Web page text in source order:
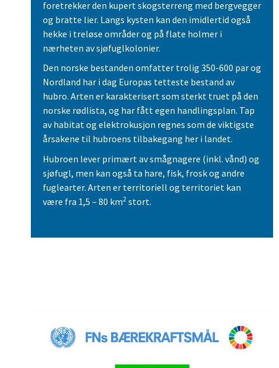
foretrekker den kupert skogsterreng med bergvegger
og bratte lier. Langs kysten kan den imidlertid også
hekke i treløse områder og på flate holmer i
nærheten av sjøfuglkolonier.
Den norske bestanden omfatter trolig 350-600 par og
Nordland har i dag Europas tetteste bestand av
hubro. Arten er karakterisert som sterkt truet på den
norske rødlista, og har fått egen handlingsplan. Tap
av habitat og elektrokusjon regnes som de viktigste
årsakene til hubroens tilbakegang her i landet.
Hubroen lever primært av smågnagere (inkl. vånd) og
sjøfugl, men kan også ta hare, fisk, frosk og andre
fuglearter. Arten er territoriell og territoriet kan
være fra 1,5 – 80 km2 stort.